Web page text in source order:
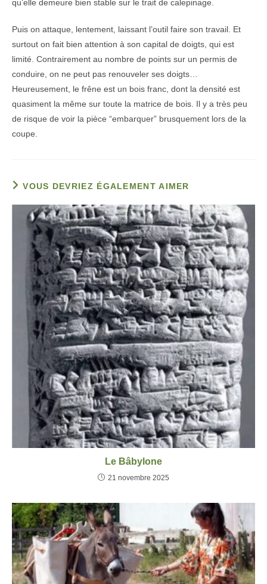
qu’elle demeure bien stable sur le trait de calepinage.
Puis on attaque, lentement, laissant l’outil faire son travail. Et
surtout on fait bien attention à son capital de doigts, qui est
limité. Contrairement au nombre de points sur un permis de
conduire, on ne peut pas renouveler ses doigts…
Heureusement, le frêne est un bois franc, dont la densité est
quasiment la même sur toute la matrice de bois. Il y a très peu
de risque de voir la pièce “embarquer” brusquement lors de la
coupe.
VOUS DEVRIEZ ÉGALEMENT AIMER
Le Bâbylone
21 novembre 2025